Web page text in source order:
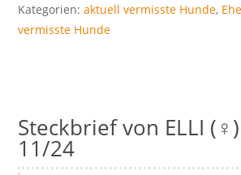
Kategorien:aktuell vermisste Hunde,
vermisste Hunde
ELLI
11/24